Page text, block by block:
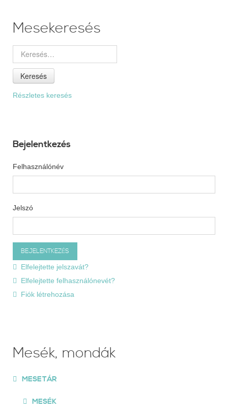
Mesekeresés
Keresés
Részletes keresés
Bejelentkezés
Felhasználónév
Jelszó
Elfelejtette jelszavát?
Elfelejtette felhasználónevét?
Fiók létrehozása
Mesék, mondák
MESETÁR
MESÉK